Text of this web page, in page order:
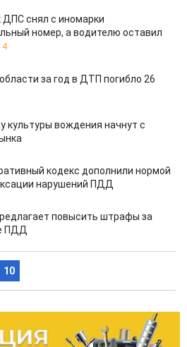
ДПС снял с иномарки
номер, а водителю оставил
4
за год в ДТП погибло 26
культуры вождения начнут с
кодекс дополнили нормой
нарушений ПДД
повысить штрафы за
ПДД
10